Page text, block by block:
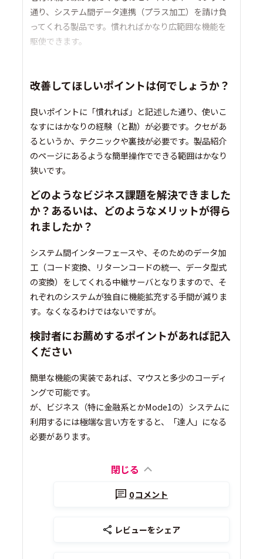
通り、システム間データ連携（プラス加工）を請け負
ってくれる製品です。慣れればかなり広範囲な機能を
駆使できます。
改善してほしいポイントは何でしょうか？
良いポイントに「慣れれば」と記述した通り、使いこ
なすにはかなりの経験（と勘）が必要です。クセがあ
るというか、テクニックや裏技が必要です。製品紹介
のページにあるような簡単操作でできる範囲はかなり
狭いです。
どのようなビジネス課題を解決できました
か？あるいは、どのようなメリットが得ら
れましたか？
システム間インターフェースや、そのためのデータ加
工（コード変換、リターンコードの統一、データ型式
の変換）をしてくれる中継サーバとなりますので、そ
れぞれのシステムが独自に機能拡充する手間が減りま
す。なくなるわけではないですが。
検討者にお薦めするポイントがあれば記入
ください
簡単な機能の実装であれば、マウスと多少のコーディ
ングで可能です。
が、ビジネス（特に金融系とかMode1の）システムに
利用するには極端な言い方をすると、「達人」になる
必要があります。
閉じる
0コメント
レビューをシェア